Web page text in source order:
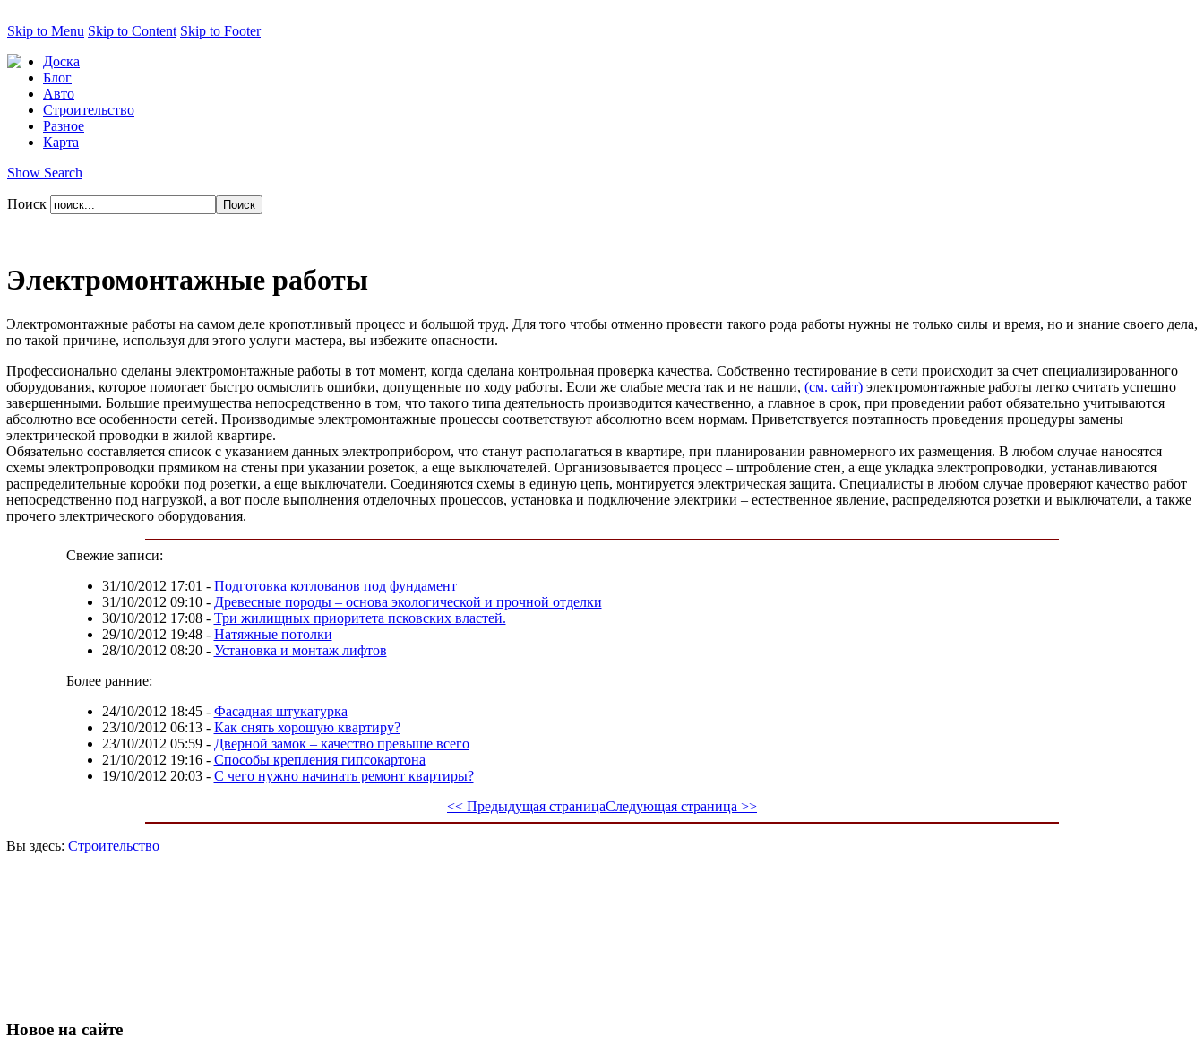
Skip to Menu Skip to Content Skip to Footer
Доска
Блог
Авто
Строительство
Разное
Карта
Show Search
Поиск
Электромонтажные работы
Электромонтажные работы на самом деле кропотливый процесс и большой труд. Для того чтобы отменно провести такого рода работы нужны не только силы и время, но и знание своего дела,
по такой причине, используя для этого услуги мастера, вы избежите опасности.
Профессионально сделаны электромонтажные работы в тот момент, когда сделана контрольная проверка качества. Собственно тестирование в сети происходит за счет специализированного
оборудования, которое помогает быстро осмыслить ошибки, допущенные по ходу работы. Если же слабые места так и не нашли, (см. сайт) электромонтажные работы легко считать успешно
завершенными. Большие преимущества непосредственно в том, что такого типа деятельность производится качественно, а главное в срок, при проведении работ обязательно учитываются
абсолютно все особенности сетей. Производимые электромонтажные процессы соответствуют абсолютно всем нормам. Приветствуется поэтапность проведения процедуры замены
электрической проводки в жилой квартире.
Обязательно составляется список с указанием данных электроприбором, что станут располагаться в квартире, при планировании равномерного их размещения. В любом случае наносятся
схемы электропроводки прямиком на стены при указании розеток, а еще выключателей. Организовывается процесс – штробление стен, а еще укладка электропроводки, устанавливаются
распределительные коробки под розетки, а еще выключатели. Соединяются схемы в единую цепь, монтируется электрическая защита. Специалисты в любом случае проверяют качество работ
непосредственно под нагрузкой, а вот после выполнения отделочных процессов, установка и подключение электрики – естественное явление, распределяются розетки и выключатели, а также
прочего электрического оборудования.
Свежие записи:
31/10/2012 17:01 - Подготовка котлованов под фундамент
31/10/2012 09:10- Древесные породы – основа экологической и прочной отделки
30/10/2012 17:08- Три жилищных приоритета псковских властей.
29/10/2012 19:48- Натяжные потолки
28/10/2012 08:20- Установка и монтаж лифтов
Более ранние:
24/10/2012 18:45- Фасадная штукатурка
23/10/2012 06:13- Как снять хорошую квартиру?
23/10/2012 05:59- Дверной замок – качество превыше всего
21/10/2012 19:16- Способы крепления гипсокартона
19/10/2012 20:03- С чего нужно начинать ремонт квартиры?
<< Предыдущая страницаСледующая страница >>
Вы здесь: Строительство
Новое на сайте